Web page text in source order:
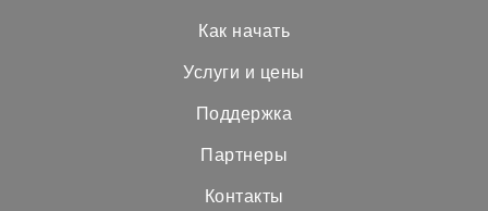
Как начать
Услуги и цены
Поддержка
Партнеры
Контакты